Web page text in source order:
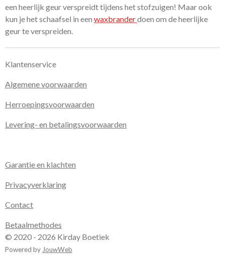
een heerlijk geur verspreidt tijdens het stofzuigen! Maar ook
kun je het schaafsel in een waxbranderdoen om de heerlijke
geur te verspreiden.
Klantenservice
Algemene voorwaarden
Herroepingsvoorwaarden
Levering- en betalingsvoorwaarden
Garantie en klachten
Privacyverklaring
Contact
Betaalmethodes
© 2020 - 2026 Kirday Boetiek
Powered by JouwWeb